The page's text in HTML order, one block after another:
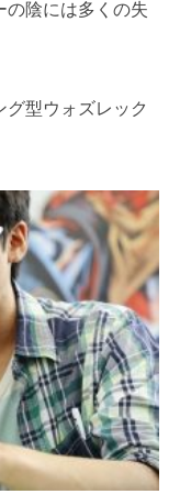
の陰には多くの失
型ウォズレック